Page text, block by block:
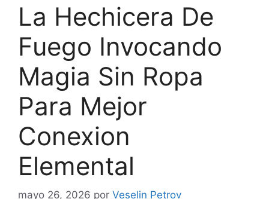
La Hechicera De
Fuego Invocando
Magia Sin Ropa
Para Mejor
Conexion
Elemental
mayo 26, 2026 por Veselin Petrov